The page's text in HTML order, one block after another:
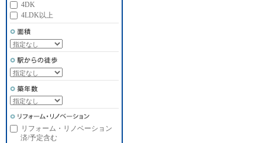
4DK
4LDK以上
リフォーム・リノベーション
済/予定含む